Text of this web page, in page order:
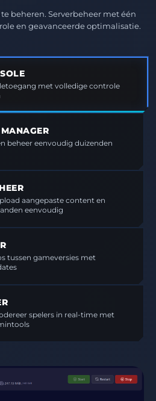
beheren. Serverbeheer met één
en geavanceerde optimalisatie.
met volledige controle
beheer eenvoudig duizenden
aangepaste content en
eenvoudig
tussen gameversies met
spelers in real-time met